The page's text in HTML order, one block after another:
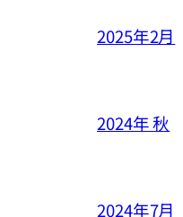
2025年2月
2024年 秋
2024年7月